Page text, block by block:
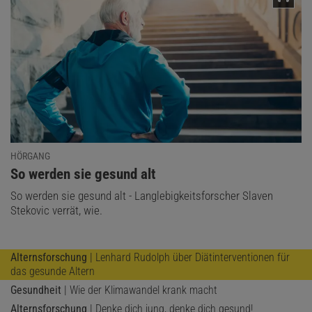
Menschen aus langlebigen Familien besser.
Das klingt logisch, aber doch abstrakt. Welche Krankheiten
verursachen diese Prozesse, wenn sie nicht gut funktionieren?
HÖRGANG
:
So werden sie gesund alt
So werden sie gesund alt - Langlebigkeitsforscher Slaven
Stekovic verrät, wie.
Alternsforschung | Lenhard Rudolph über Diätinterventionen für
das gesunde Altern
Gesundheit | Wie der Klimawandel krank macht
Alternsforschung | Denke dich jung, denke dich gesund!